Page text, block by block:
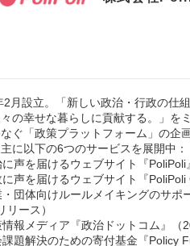
2月設立。「新しい政治・行政の仕
の幸せな暮らしに貢献する。」を
ぐ「政策プラットフォーム」の企
に以下の6つのサービスを展開中：
声を届けるウェブサイト『PoliPoli
声を届けるウェブサイト『PoliPoli
団体向けルールメイキングのサポ
リース）
報メディア『政治ドットコム』（
題解決のための寄付基金『Policy